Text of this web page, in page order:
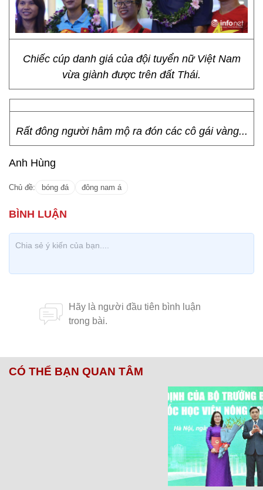
Chiếc cúp danh giá của đội tuyển nữ Việt Nam
vừa giành được trên đất Thái.
Rất đông người hâm mộ ra đón các cô gái vàng...
Anh Hùng
Chủ đề: bóng đá đông nam á
CÓ THỂ BẠN QUAN TÂM